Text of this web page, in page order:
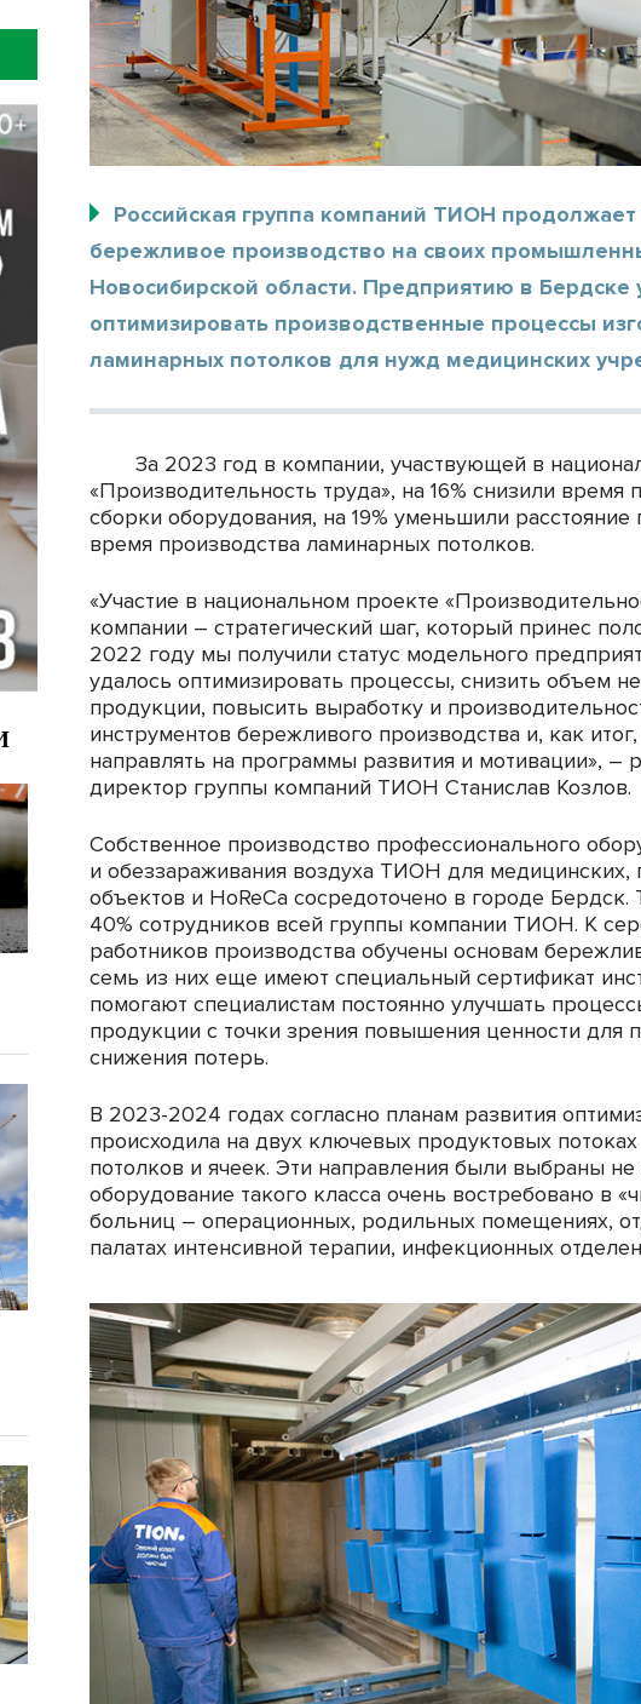
Российская группа компаний ТИОН
бережливое производство на своих
Новосибирской области. Предприятию в Бердске
оптимизировать производственные процессы
ламинарных потолков для нужд медицинских
За 2023 год в компании, участвующей в
«Производительность труда», на 16% снизили время
сборки оборудования, на 19% уменьшили
время производства ламинарных потолков.
«Участие в национальном проекте
компании – стратегический шаг, который принес
2022 году мы получили статус модельного
удалось оптимизировать процессы, снизить объем
продукции, повысить выработку и
инструментов бережливого производства и, как
направлять на программы развития и мотивации», –
директор группы компаний ТИОН Станислав Козлов.
Собственное производство профессионального
и обеззараживания воздуха ТИОН для медицинских,
объектов и HoReCa сосредоточено в городе Бердск.
40% сотрудников всей группы компании ТИОН. К
работников производства обучены основам
семь из них еще имеют специальный сертификат
помогают специалистам постоянно улучшать
продукции с точки зрения повышения ценности для
снижения потерь.
В 2023-2024 годах согласно планам развития
происходила на двух ключевых продуктовых
потолков и ячеек. Эти направления были выбраны не
оборудование такого класса очень востребовано в
больниц – операционных, родильных помещениях,
палатах интенсивной терапии, инфекционных